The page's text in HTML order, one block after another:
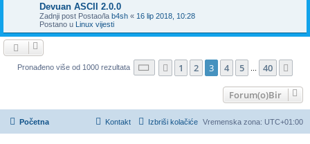
Devuan ASCII 2.0.0
Zadnji post Postao/la b4sh « 16 lip 2018, 10:28
Postano u Linux vijesti
Pronađeno više od 1000 rezultata Stranica: 3/ 40.
Prethodna
1 2 3 4 5 40
Forum(o)Bir
Početna Vremenska zona: UTC+01:00
Izbriši kolačiće
Kontakt